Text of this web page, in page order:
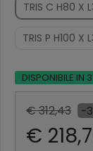
TRIS C H80 X
TRIS P H100
DISPONIBILE IN
€ 312,43 -
€